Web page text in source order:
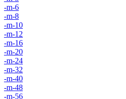
-m-6
-m-8
-m-10
-m-12
-m-16
-m-20
-m-24
-m-32
-m-40
-m-48
-m-56